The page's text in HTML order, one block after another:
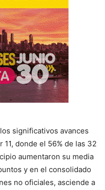
significativos avances
donde el 56% de las 32
aumentaron su media
y en el consolidado
no oficiales, asciende a